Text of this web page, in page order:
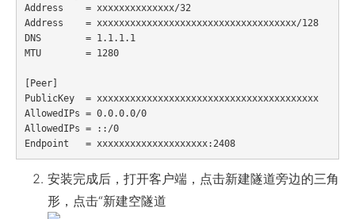
Address    = xxxxxxxxxxxxxx/32
Address    = xxxxxxxxxxxxxxxxxxxxxxxxxxxxxxxxxxxx/128
DNS        = 1.1.1.1
MTU        = 1280
[Peer]
PublicKey  = xxxxxxxxxxxxxxxxxxxxxxxxxxxxxxxxxxxxxxxx
AllowedIPs = 0.0.0.0/0
AllowedIPs = ::/0
Endpoint   = xxxxxxxxxxxxxxxxxxxx:2408
安装完成后，打开客户端，点击新建隧道旁边的三角
形，点击“新建空隧道